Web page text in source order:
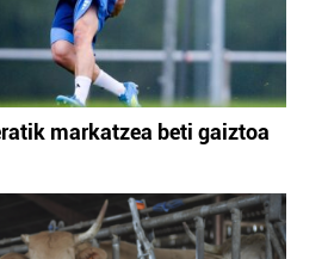
markatzea beti gaiztoa